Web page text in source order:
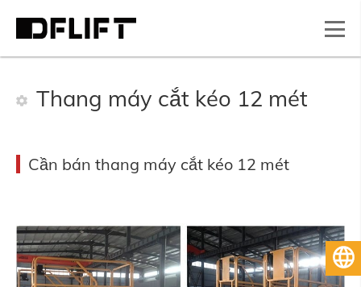
Thang máy cắt kéo 12 mét
Cần bán thang máy cắt kéo 12 mét
Tiếng Việt